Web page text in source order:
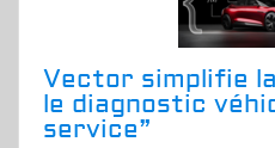
Vector simplifie
le diagnostic
service”